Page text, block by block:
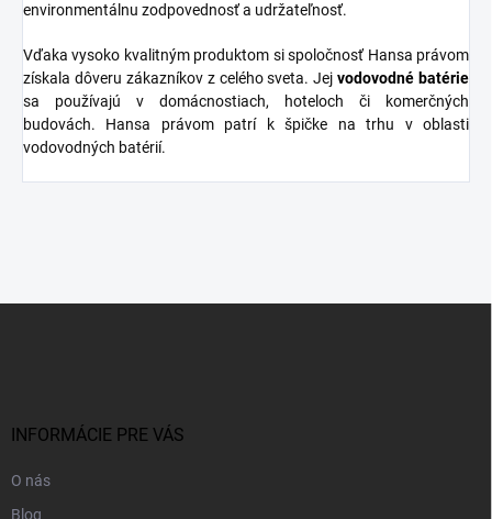
environmentálnu zodpovednosť a udržateľnosť.
Vďaka vysoko kvalitným produktom si spoločnosť Hansa právom
získala dôveru zákazníkov z celého sveta. Jejvodovodné batérie
sa používajú v domácnostiach, hoteloch či komerčných
budovách. Hansa právom patrí k špičke na trhu v oblasti
vodovodných batérií.
INFORMÁCIE PRE VÁS
O nás
Blog